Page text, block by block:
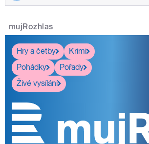
mujRozhlas
Hry a četby
Krimi
Pohádky
Pořady
Živé vysílání